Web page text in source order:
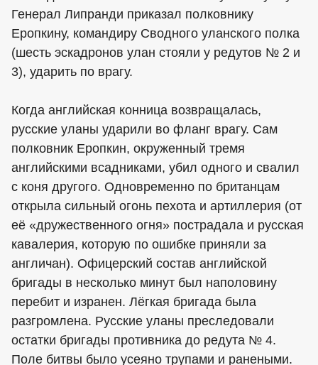
Генерал Липранди приказал полковнику
Еропкину, командиру Сводного уланского полка
(шесть эскадронов улан стояли у редутов № 2 и
3), ударить по врагу.
Когда английская конница возвращалась,
русские уланы ударили во фланг врагу. Сам
полковник Еропкин, окруженный тремя
английскими всадниками, убил одного и свалил
с коня другого. Одновременно по британцам
открыла сильный огонь пехота и артиллерия (от
её «дружественного огня» пострадала и русская
кавалерия, которую по ошибке приняли за
англичан). Офицерский состав английской
бригады в несколько минут был наполовину
перебит и изранен. Лёгкая бригада была
разгромлена. Русские уланы преследовали
остатки бригады противника до редута № 4.
Поле битвы было усеяно трупами и ранеными.